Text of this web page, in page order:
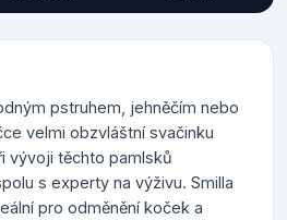
pstruhem, jehněčím nebo
velmi obzvláštní svačinku
vývoji těchto pamlsků
s experty na výživu. Smilla
pro odměnění koček a